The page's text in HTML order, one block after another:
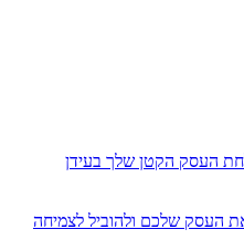
העסק הקטן שלך בעידן
העסק שלכם ולהוביל לצמיחה